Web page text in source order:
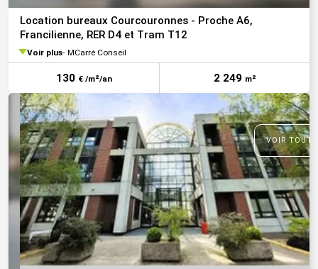
Location bureaux Courcouronnes - Proche A6,
Francilienne, RER D4 et Tram T12
Voir plus MCarré Conseil
130 € /m²/an 2 249 m²
VOIR